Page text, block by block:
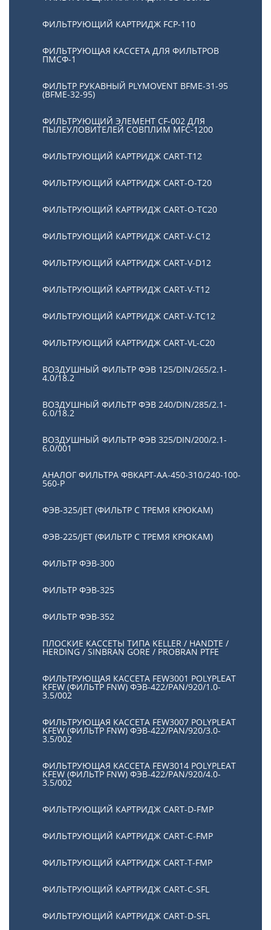
ФИЛЬТРУЮЩИЙ КАРТРИДЖ FCP-110
ФИЛЬТРУЮЩАЯ КАССЕТА ДЛЯ ФИЛЬТРОВ
ПМСФ-1
ФИЛЬТР РУКАВНЫЙ PLYMOVENT BFME-31-95
(BFME-32-95)
ФИЛЬТРУЮЩИЙ ЭЛЕМЕНТ CF-002 ДЛЯ
ПЫЛЕУЛОВИТЕЛЕЙ СОВПЛИМ MFC-1200
ФИЛЬТРУЮЩИЙ КАРТРИДЖ CART-T12
ФИЛЬТРУЮЩИЙ КАРТРИДЖ CART-O-T20
ФИЛЬТРУЮЩИЙ КАРТРИДЖ CART-O-TC20
ФИЛЬТРУЮЩИЙ КАРТРИДЖ CART-V-C12
ФИЛЬТРУЮЩИЙ КАРТРИДЖ CART-V-D12
ФИЛЬТРУЮЩИЙ КАРТРИДЖ CART-V-T12
ФИЛЬТРУЮЩИЙ КАРТРИДЖ CART-V-TC12
ФИЛЬТРУЮЩИЙ КАРТРИДЖ CART-VL-C20
ВОЗДУШНЫЙ ФИЛЬТР ФЭВ 125/DIN/265/2.1-
4.0/18.2
ВОЗДУШНЫЙ ФИЛЬТР ФЭВ 240/DIN/285/2.1-
6.0/18.2
ВОЗДУШНЫЙ ФИЛЬТР ФЭВ 325/DIN/200/2.1-
6.0/001
АНАЛОГ ФИЛЬТРА ФВКАРТ-АА-450-310/240-100-
560-P
ФЭВ-325/JET (ФИЛЬТР С ТРЕМЯ КРЮКАМ)
ФЭВ-225/JET (ФИЛЬТР С ТРЕМЯ КРЮКАМ)
ФИЛЬТР ФЭВ-300
ФИЛЬТР ФЭВ-325
ФИЛЬТР ФЭВ-352
ПЛОСКИЕ КАССЕТЫ ТИПА KELLER / HANDTE /
HERDING / SINBRAN GORE / PROBRAN PTFE
ФИЛЬТРУЮЩАЯ КАССЕТА FEW3001 POLYPLEAT
KFEW (ФИЛЬТР FNW) ФЭВ-422/PAN/920/1.0-
3.5/002
ФИЛЬТРУЮЩАЯ КАССЕТА FEW3007 POLYPLEAT
KFEW (ФИЛЬТР FNW) ФЭВ-422/PAN/920/3.0-
3.5/002
ФИЛЬТРУЮЩАЯ КАССЕТА FEW3014 POLYPLEAT
KFEW (ФИЛЬТР FNW) ФЭВ-422/PAN/920/4.0-
3.5/002
ФИЛЬТРУЮЩИЙ КАРТРИДЖ CART-D-FMP
ФИЛЬТРУЮЩИЙ КАРТРИДЖ CART-С-FMP
ФИЛЬТРУЮЩИЙ КАРТРИДЖ CART-Т-FMP
ФИЛЬТРУЮЩИЙ КАРТРИДЖ CART-C-SFL
ФИЛЬТРУЮЩИЙ КАРТРИДЖ CART-D-SFL